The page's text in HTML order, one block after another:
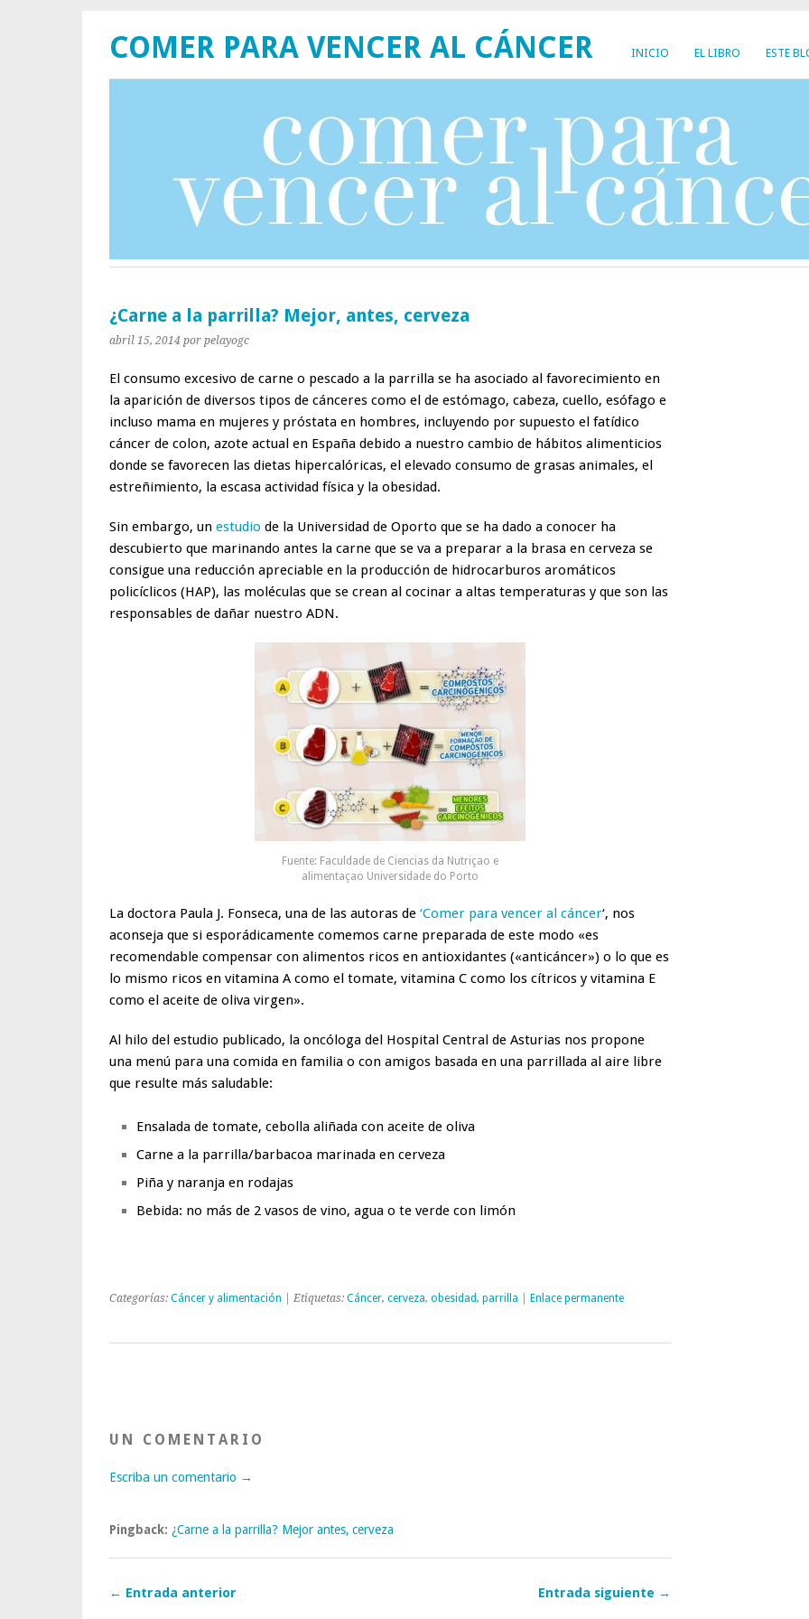
INICIO EL LIBRO ESTE
COMER PARA VENCER AL CÁNCER
¿Carne a la parrilla? Mejor, antes, cerveza
abril 15, 2014 por pelayogc
El consumo excesivo de carne o pescado a la parrilla se ha asociado al favorecimiento en
la aparición de diversos tipos de cánceres como el de estómago, cabeza, cuello, esófago e
incluso mama en mujeres y próstata en hombres, incluyendo por supuesto el fatídico
cáncer de colon, azote actual en España debido a nuestro cambio de hábitos alimenticios
donde se favorecen las dietas hipercalóricas, el elevado consumo de grasas animales, el
estreñimiento, la escasa actividad física y la obesidad.
Sin embargo, un estudio de la Universidad de Oporto que se ha dado a conocer ha
descubierto que marinando antes la carne que se va a preparar a la brasa en cerveza se
consigue una reducción apreciable en la producción de hidrocarburos aromáticos
policíclicos (HAP), las moléculas que se crean al cocinar a altas temperaturas y que son las
responsables de dañar nuestro ADN.
Fuente: Faculdade de Ciencias da Nutriçao e
alimentaçao Universidade do Porto
La doctora Paula J. Fonseca, una de las autoras de ‘Comer para vencer al cáncer‘, nos
aconseja que si esporádicamente comemos carne preparada de este modo «es
recomendable compensar con alimentos ricos en antioxidantes («anticáncer») o lo que es
lo mismo ricos en vitamina A como el tomate, vitamina C como los cítricos y vitamina E
como el aceite de oliva virgen».
Al hilo del estudio publicado, la oncóloga del Hospital Central de Asturias nos propone
una menú para una comida en familia o con amigos basada en una parrillada al aire libre
que resulte más saludable:
Ensalada de tomate, cebolla aliñada con aceite de oliva
Carne a la parrilla/barbacoa marinada en cerveza
Piña y naranja en rodajas
Bebida: no más de 2 vasos de vino, agua o te verde con limón
Categorías: Cáncer y alimentación | Etiquetas: Cáncer, cerveza, obesidad, parrilla Enlace permanente
UN COMENTARIO
Escriba un comentario →
Pingback: ¿Carne a la parrilla? Mejor antes, cerveza
← Entrada anterior Entrada siguiente →